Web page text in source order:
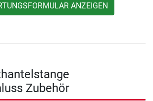
ANZEIGEN
Zubehör